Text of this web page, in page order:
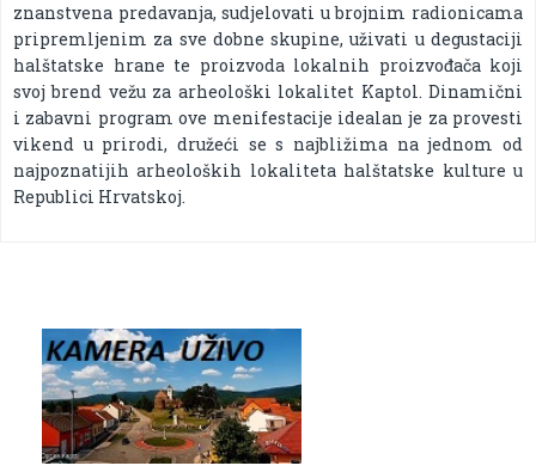
znanstvena predavanja, sudjelovati u brojnim radionicama
pripremljenim za sve dobne skupine, uživati u degustaciji
halštatske hrane te proizvoda lokalnih proizvođača koji
svoj brend vežu za arheološki lokalitet Kaptol. Dinamični
i zabavni program ove menifestacije idealan je za provesti
vikend u prirodi, družeći se s najbližima na jednom od
najpoznatijih arheoloških lokaliteta halštatske kulture u
Republici Hrvatskoj.